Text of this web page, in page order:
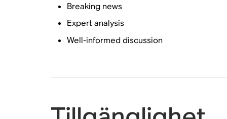
Breaking news
Expert analysis
Well-informed discussion